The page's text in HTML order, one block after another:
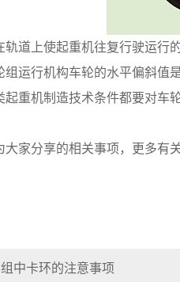
道上使起重机往复行驶运行
运行机构车轮的水平偏斜
重机制造技术条件都要对车
家分享的相关事项，更多有
中卡环的注意事项